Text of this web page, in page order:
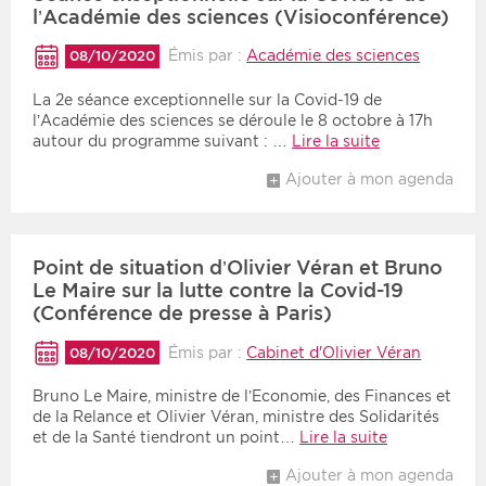
l’Académie des sciences (Visioconférence)
08/10/2020 Émis par :Académie des sciences
La 2e séance exceptionnelle sur la Covid-19 de
l’Académie des sciences se déroule le 8 octobre à 17h
autour du programme suivant : …
Lire la suite
Ajouter à mon agenda
Point de situation d’Olivier Véran et Bruno
Le Maire sur la lutte contre la Covid-19
(Conférence de presse à Paris)
08/10/2020 Émis par : Cabinet d'Olivier Véran
Bruno Le Maire, ministre de l’Economie, des Finances et
de la Relance et Olivier Véran, ministre des Solidarités
et de la Santé tiendront un point…
Lire la suite
Ajouter à mon agenda